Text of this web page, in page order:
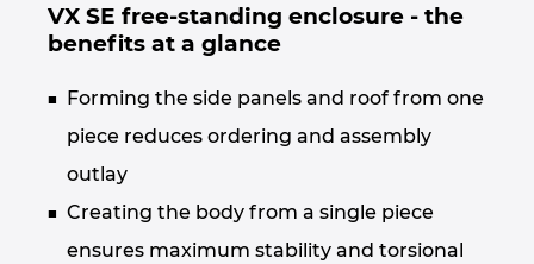
VX SE free-standing enclosure - the
benefits at a glance
Forming the side panels and roof from one
piece reduces ordering and assembly
outlay
Creating the body from a single piece
ensures maximum stability and torsional